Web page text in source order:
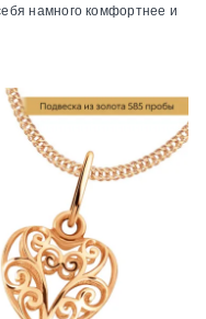
намного комфортнее и